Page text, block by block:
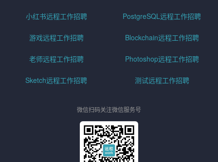
小红书远程工作招聘 PostgreSQL远程工作招聘
游戏远程工作招聘 Blockchain远程工作招聘
老师远程工作招聘 Photoshop远程工作招聘
Sketch远程工作招聘 测试远程工作招聘
微信扫码关注微信服务号